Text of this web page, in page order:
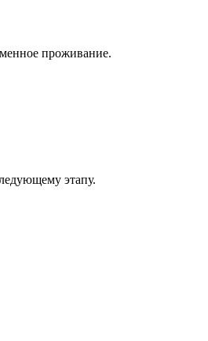
проживание.
этапу.